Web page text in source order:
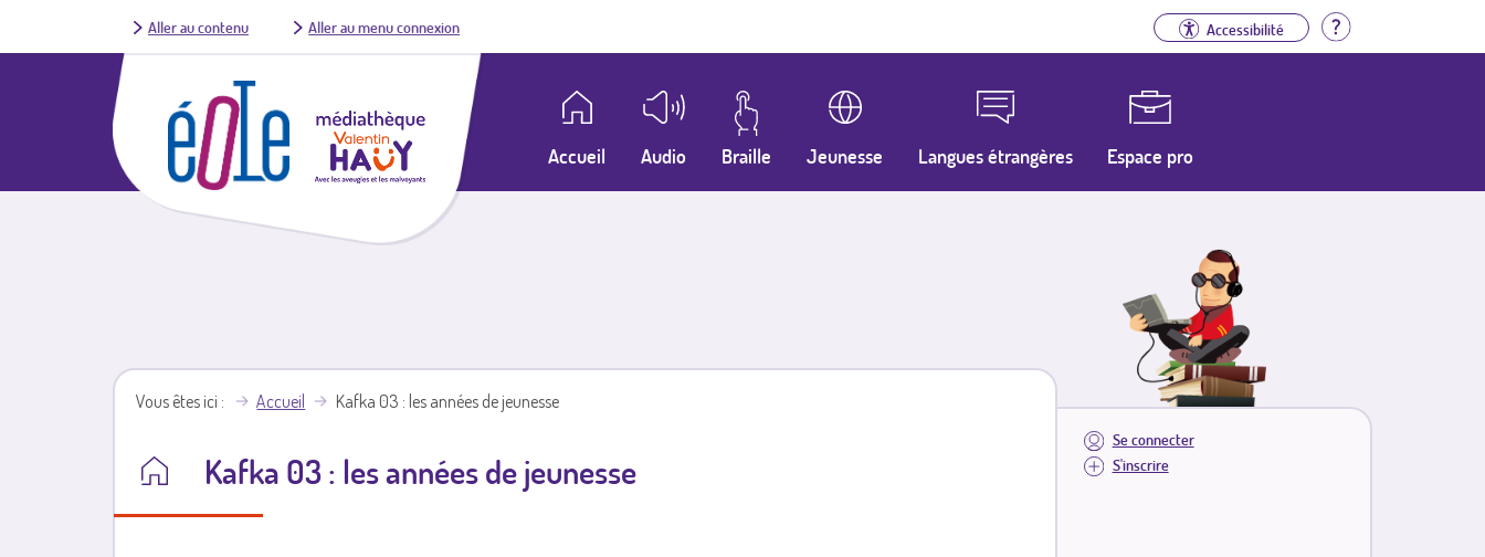
Aller au contenu Aller au menu connexion Accessibilité Aide
Accueil Audio Braille Jeunesse Langues étrangères Espace pro
Se connecter
S'inscrire
Vous êtes ici Accueil Kafka 03 : les années de jeunesse
Kafka 03 : les années de jeunesse